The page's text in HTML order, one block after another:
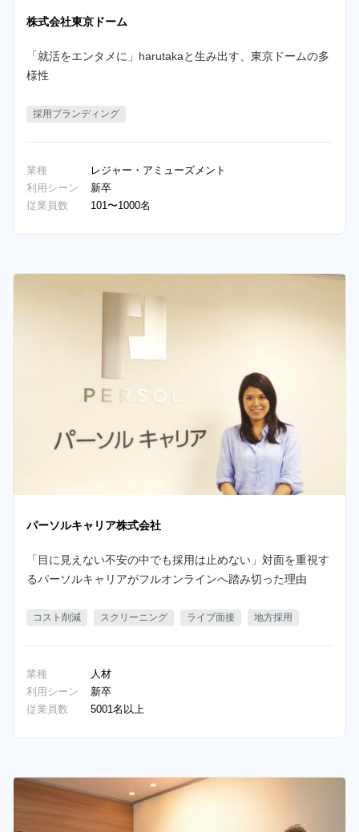
株式会社東京ドーム
「就活をエンタメに」harutakaと生み出す、東京ドームの多
様性
採用ブランディング
業種
レジャー・アミューズメント
利用シーン
新卒
従業員数
101〜1000名
パーソルキャリア株式会社
「目に見えない不安の中でも採用は止めない」対面を重視す
るパーソルキャリアがフルオンラインへ踏み切った理由
コスト削減 スクリーニング ライブ面接 地方採用
業種
人材
利用シーン
新卒
従業員数
5001名以上